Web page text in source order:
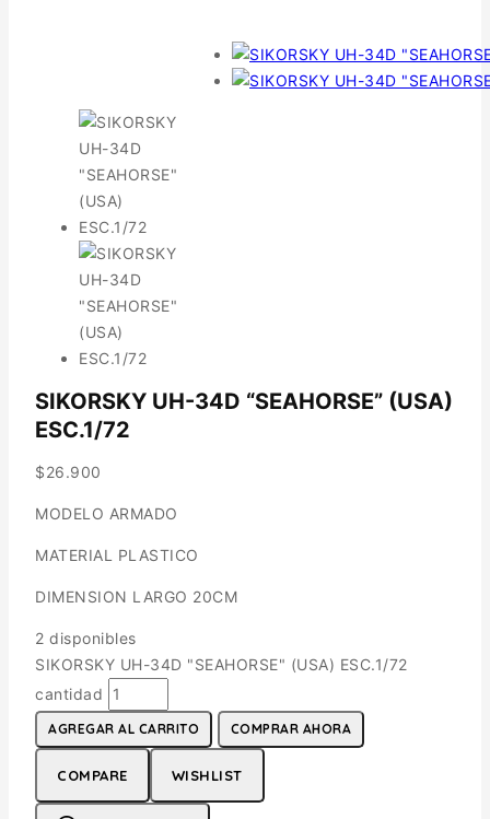
SIKORSKY UH-34D “SEAHORSE” (USA)
ESC.1/72
$26.900
MODELO ARMADO
MATERIAL PLASTICO
DIMENSION LARGO 20CM
2 disponibles
SIKORSKY UH-34D "SEAHORSE" (USA) ESC.1/72
cantidad
AGREGAR AL CARRITO COMPRAR AHORA
COMPARE WISHLIST